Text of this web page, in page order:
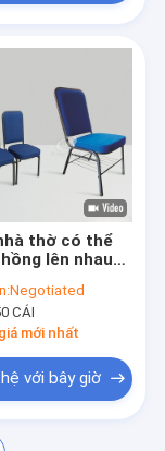
thờ có thể
lên nhau
phòng 6KG
Negotiated
CÁI
mới nhất
với bây giờ